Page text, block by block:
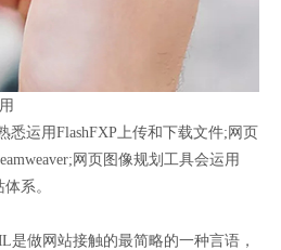
运用FlashFXP上传和下载文件;网页
网页图像规划工具会运用
系。
做网站接触的最简略的一种言语，